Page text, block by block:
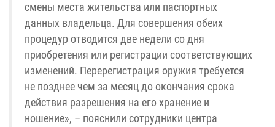
смены места жительства или паспортных
данных владельца. Для совершения обеих
процедур отводится две недели со дня
приобретения или регистрации соответствующих
изменений. Перерегистрация оружия требуется
не позднее чем за месяц до окончания срока
действия разрешения на его хранение и
ношение», – пояснили сотрудники центра